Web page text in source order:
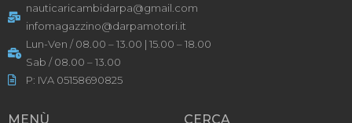
nauticaricambidarpa@gmail.com
infomagazzino@darpamotori.it
Lun-Ven / 08.00 – 13.00 | 15.00 – 18.00
Sab / 08.00 – 13.00
P: IVA 05158690825
MENÙ CERCA